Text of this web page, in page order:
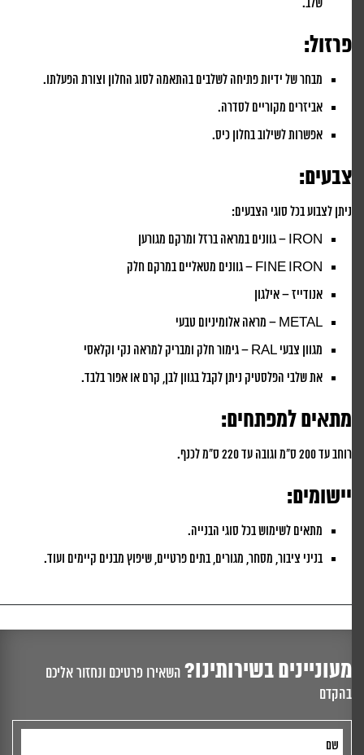
שלב.
פרזול:
מבחר של ידיות פתיחה לשלבים בהתאמה לסוג החלון וצורת הפעלתו.
אביזרים מקוריים לסדרה.
אפשרות לשילוב בחלון כיס.
צבעים:
ניתן לצבוע בכל סוגי הצבעים:
IRON – גוונים במראה ברזל ומרקם מגורען
FINE IRON – גוונים מטאליים במרקם חלק
אנודייז – אילגון
METAL – מראה אלומיניום טבעי
מגוון צבעי RAL – גימור חלק ומבריק למראה נקי וקלאסי
את שלבי הפלסטיק ניתן לקבל בגוון לבן, קרם או אפור בלבד.
מתאים למפתחים:
רוחב עד 200 ס"מ וגובה עד 220 ס"מ לכנף.
יישומים:
מתאים לשימוש בכל סוגי הבנייה.
בניני ציבור, מסחר, מגורים, בתים פרטיים, שיפוץ מבנים קיימים ועוד.
מעוניינים בשירותינו?השאירו פרטיכם ונחזור אליכם
בהקדם